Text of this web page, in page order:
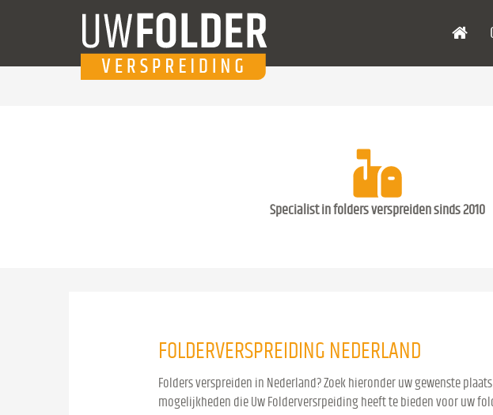
Specialist in folders verspreiden sinds 2010
FOLDERVERSPREIDING NEDERLAND
Folders verspreiden in Nederland? Zoek hieronder uw gewenste
mogelijkheden die Uw Folderversrpeiding heeft te bieden voor uw